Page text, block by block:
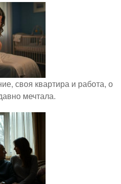
своя квартира и работа, о
мечтала.